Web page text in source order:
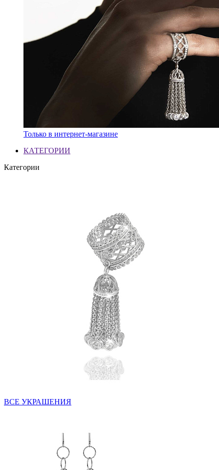
Только в интернет-магазине
КАТЕГОРИИ
Категории
ВСЕ УКРАШЕНИЯ